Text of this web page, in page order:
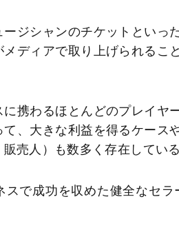
ジシャンのチケットといっ
ディアで取り上げられるこ
に携わるほとんどのプレイ
、大きな利益を得るケース
売人）も数多く存在している
スで成功を収めた健全なセ